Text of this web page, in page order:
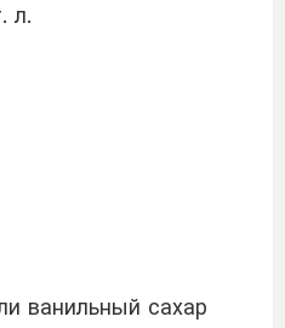
л.
ванильный сахар